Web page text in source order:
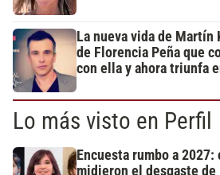
La nueva vida de Martín
de Florencia Peña que
con ella y ahora triunfa
Lo más visto en Perfil
Encuesta rumbo a
midieron el desgaste